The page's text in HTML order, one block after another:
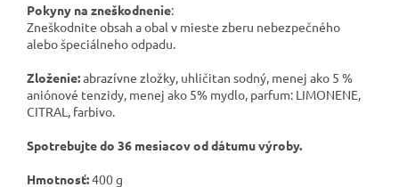
Pokyny na zneškodnenie:
Zneškodnite obsah a obal v mieste zberu nebezpečného
alebo špeciálneho odpadu.
Zloženie:abrazívne zložky, uhličitan sodný, menej ako 5 %
aniónové tenzidy, menej ako 5% mydlo, parfum: LIMONENE,
CITRAL, farbivo.
Spotrebujte do 36 mesiacov od dátumu výroby.
Hmotnosť:400 g